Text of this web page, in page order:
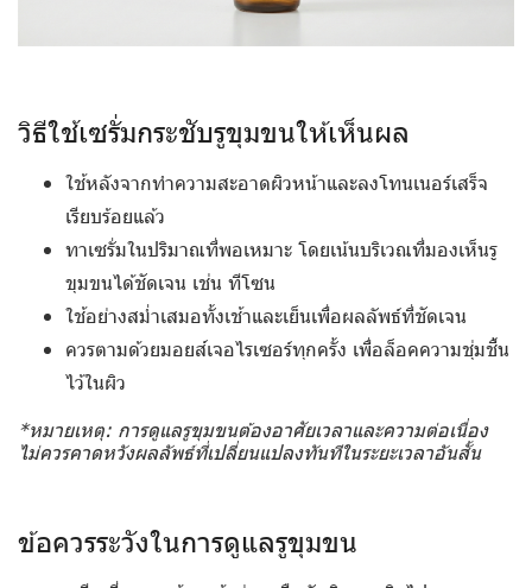
วิธีใช้เซรั่มกระชับรูขุมขนให้เห็นผล
ใช้หลังจากทำความสะอาดผิวหน้าและลงโทนเนอร์เสร็จ
เรียบร้อยแล้ว
ทาเซรั่มในปริมาณที่พอเหมาะ โดยเน้นบริเวณที่มองเห็นรู
ขุมขนได้ชัดเจน เช่น ทีโซน
ใช้อย่างสม่ำเสมอทั้งเช้าและเย็นเพื่อผลลัพธ์ที่ชัดเจน
ควรตามด้วยมอยส์เจอไรเซอร์ทุกครั้ง เพื่อล็อคความชุ่มชื้น
ไว้ในผิว
*หมายเหตุ: การดูแลรูขุมขนต้องอาศัยเวลาและความต่อเนื่อง
ไม่ควรคาดหวังผลลัพธ์ที่เปลี่ยนแปลงทันทีในระยะเวลาอันสั้น
ข้อควรระวังในการดูแลรูขุมขน